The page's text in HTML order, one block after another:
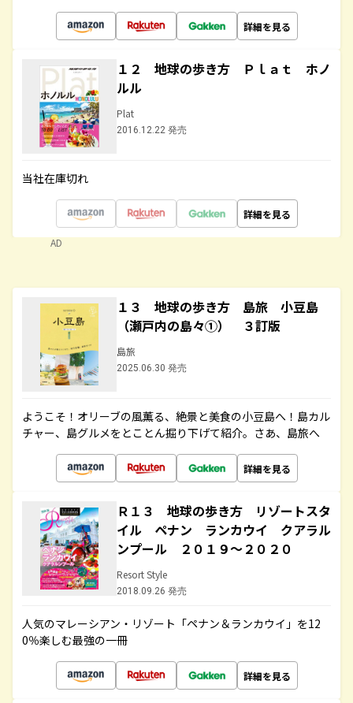
詳細を見る
１２ 地球の歩き方 Ｐｌａｔ ホノ
ルル
Plat
2016.12.22 発売
当社在庫切れ
詳細を見る
AD
１３ 地球の歩き方 島旅 小豆島
（瀬戸内の島々①） ３訂版
島旅
2025.06.30 発売
ようこそ！オリーブの風薫る、絶景と美食の小豆島へ！島カル
チャー、島グルメをとことん掘り下げて紹介。さあ、島旅へ
詳細を見る
Ｒ１３ 地球の歩き方 リゾートスタ
イル ペナン ランカウイ クアラル
ンプール ２０１９～２０２０
Resort Style
2018.09.26 発売
人気のマレーシアン・リゾート「ペナン＆ランカウイ」を12
0％楽しむ最強の一冊
詳細を見る